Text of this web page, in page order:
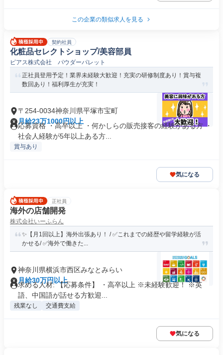
この企業の類似求人を見る
契約社員
化粧品セレクトショップ/美容部員
ピアス株式会社 パウダーパレット
正社員登用予定！業界未経験大歓迎！充実の研修制度あり！賞与複
数回あり！福利厚生が充実！
〒254-0034神奈川県平塚市宝町
月給23万1000円以上
応募資格 ・高卒以上 ・何かしらの販売接客の経験がある方 ・
社会人経験が5年以上ある方...
賞与あり
気になる
正社員
海外の店舗開発
株式会社いーふらん
✨【月1回以上】海外出張あり！ / ✅これまでの経歴や留学経験が活
かせる/ ✅海外で働きた...
神奈川県横浜市西区みなとみらい
月給30万円以上
求める人材: 【応募条件】 ・高卒以上 ※未経験歓迎！ ※英
語、中国語が話せる方歓迎...
残業なし 交通費支給
気になる